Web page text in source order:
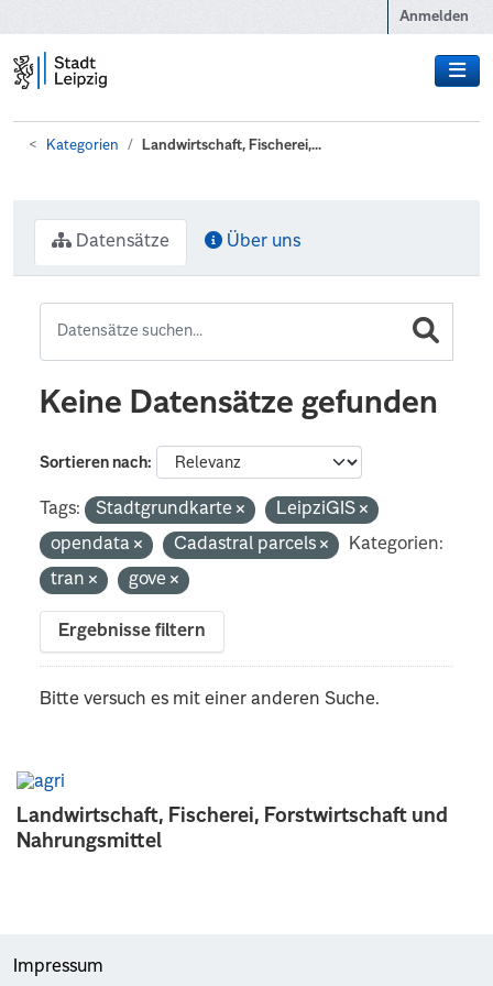
Anmelden
Kategorien Landwirtschaft, Fischerei,...
Landwirtschaft, Fischerei, Forstwirtschaft und
Nahrungsmittel
Datensätze Über uns
Keine Datensätze gefunden
Sortieren nach
Tags: Stadtgrundkarte
LeipziGIS
opendata
Cadastral parcels
Kategorien:
tran
gove
Ergebnisse filtern
Bitte versuch es mit einer anderen Suche.
Impressum